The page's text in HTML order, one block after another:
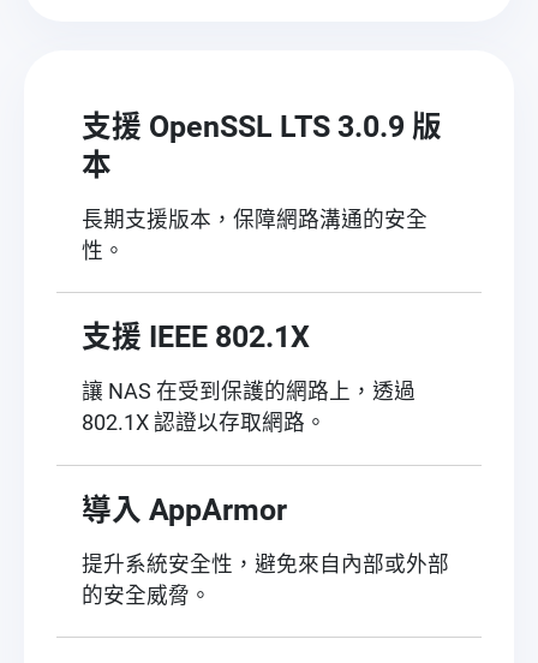
支援 OpenSSL LTS 3.0.9 版
本
長期支援版本，保障網路溝通的安全
性。
支援 IEEE 802.1X
讓 NAS 在受到保護的網路上，透過
802.1X 認證以存取網路。
導入 AppArmor
提升系統安全性，避免來自內部或外部
的安全威脅。